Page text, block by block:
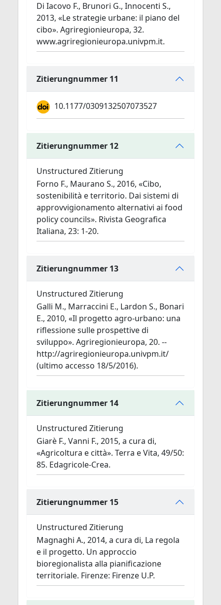
Di Iacovo F., Brunori G., Innocenti S.,
2013, «Le strategie urbane: il piano del
cibo». Agriregionieuropa, 32.
www.agriregionieuropa.univpm.it.
Zitierungnummer 11
10.1177/0309132507073527
Zitierungnummer 12
Unstructured Zitierung
Forno F., Maurano S., 2016, «Cibo,
sostenibilità e territorio. Dai sistemi di
approvvigionamento alternativi ai food
policy councils». Rivista Geografica
Italiana, 23: 1-20.
Zitierungnummer 13
Unstructured Zitierung
Galli M., Marraccini E., Lardon S., Bonari
E., 2010, «Il progetto agro-urbano: una
riflessione sulle prospettive di
sviluppo». Agriregionieuropa, 20. --
http://agriregionieuropa.univpm.it/
(ultimo accesso 18/5/2016).
Zitierungnummer 14
Unstructured Zitierung
Giarè F., Vanni F., 2015, a cura di,
«Agricoltura e città». Terra e Vita, 49/50:
85. Edagricole-Crea.
Zitierungnummer 15
Unstructured Zitierung
Magnaghi A., 2014, a cura di, La regola
e il progetto. Un approccio
bioregionalista alla pianificazione
territoriale. Firenze: Firenze U.P.